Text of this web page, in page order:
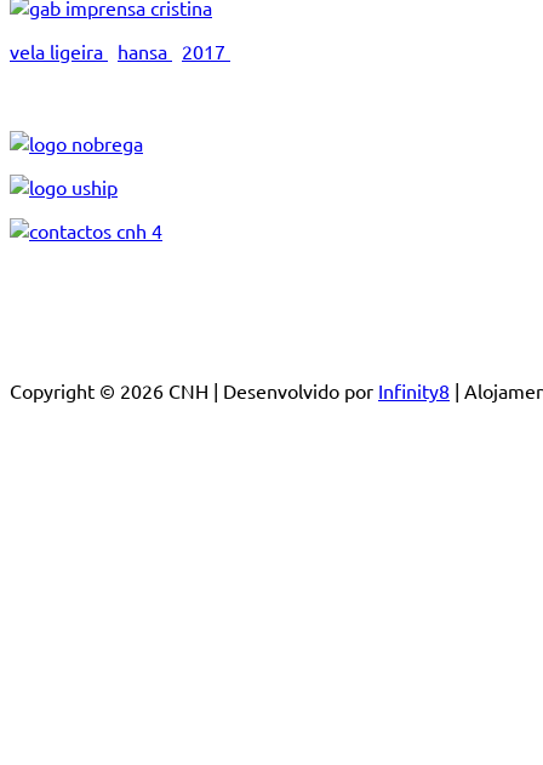
vela ligeira hansa 2017
Copyright © 2026 CNH | Desenvolvido por Infinity8 |